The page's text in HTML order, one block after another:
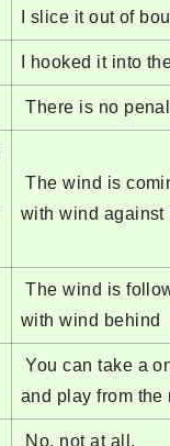
I slice it out of
I hooked it into
There is no
The wind is
with wind against
The wind is
with wind behind
You can take a
and play from the
No, not at all.